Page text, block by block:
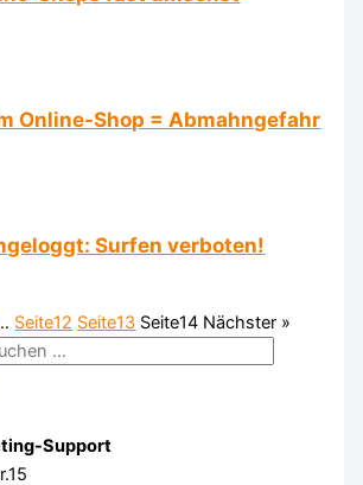
Online-Shop = Abmahngefahr
Surfen verboten!
Seite12 Seite13 Seite14 Nächster »
Support